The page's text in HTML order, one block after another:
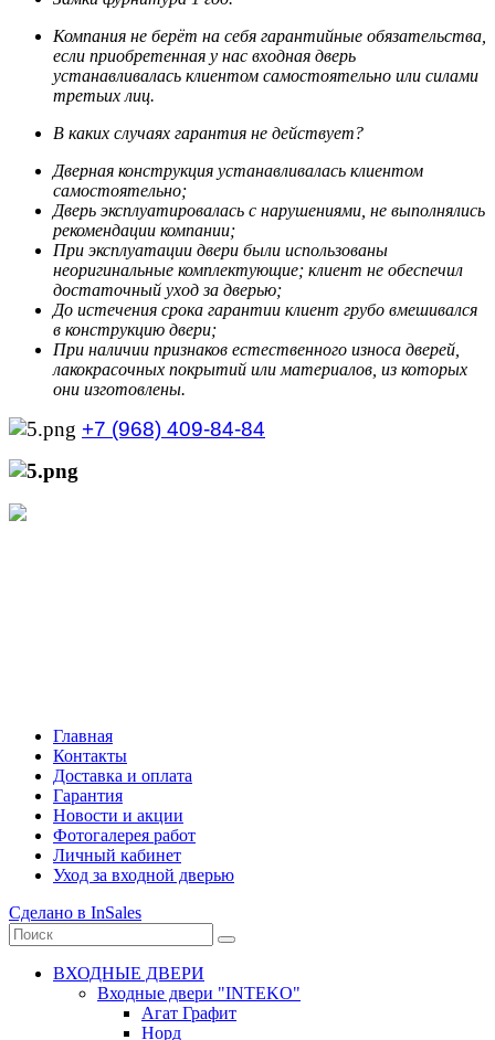
Компания не берёт на себя гарантийные обязательства,
если приобретенная у нас входная дверь
устанавливалась клиентом самостоятельно или силами
третьих лиц.
В каких случаях гарантия не действует?
Дверная конструкция устанавливалась клиентом
самостоятельно;
Дверь эксплуатировалась с нарушениями, не выполнялись
рекомендации компании;
При эксплуатации двери были использованы
неоригинальные комплектующие; клиент не обеспечил
достаточный уход за дверью;
До истечения срока гарантии клиент грубо вмешивался
в конструкцию двери;
При наличии признаков естественного износа дверей,
лакокрасочных покрытий или материалов, из которых
они изготовлены.
+7 (968) 409-84-84
Главная
Контакты
Доставка и оплата
Гарантия
Новости и акции
Фотогалерея работ
Личный кабинет
Уход за входной дверью
Сделано в InSales
ВХОДНЫЕ ДВЕРИ
Входные двери "INTEKO"
Агат Графит
Норд